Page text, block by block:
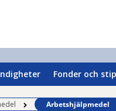
Fonder och
Befintlig sida:
Arbetshjälpmedel